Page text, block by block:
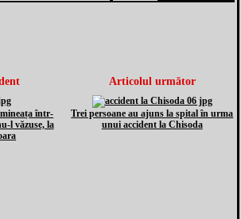
într-
l văzuse, la
Articolul următor
Trei persoane au ajuns la spital în urma
unui accident la Chisoda